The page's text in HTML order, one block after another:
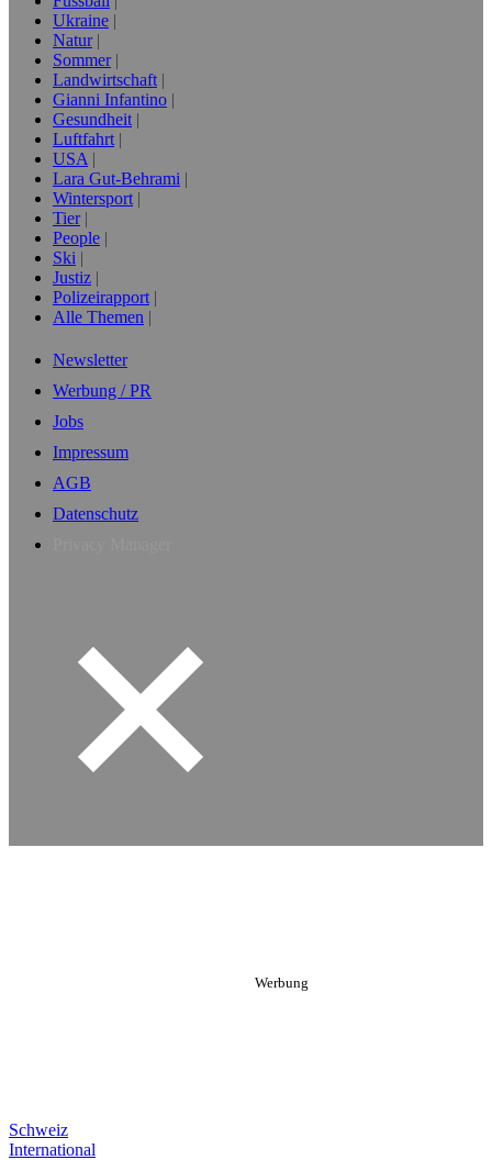
Ukraine
Natur
Sommer
Landwirtschaft
Gianni Infantino
Gesundheit
Luftfahrt
USA
Lara Gut-Behrami
Wintersport
Tier
People
Ski
Justiz
Polizeirapport
Alle Themen
Newsletter
Werbung / PR
Jobs
Impressum
AGB
Datenschutz
Schweiz
International